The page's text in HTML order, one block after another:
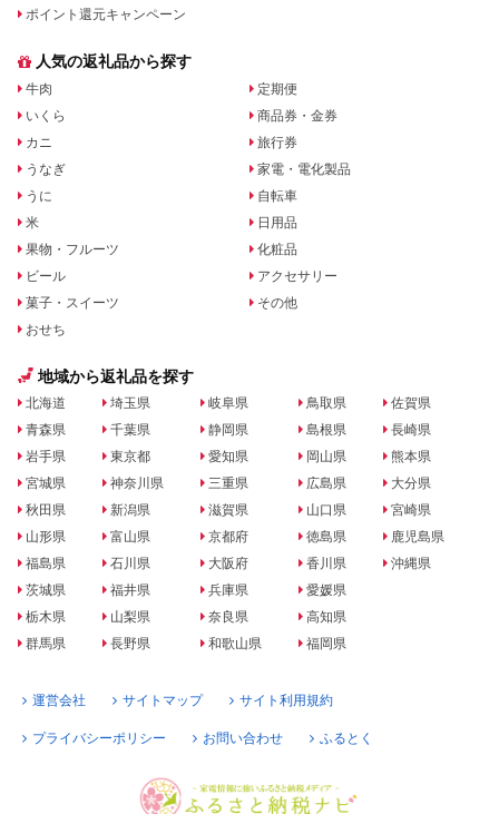
ポイント還元キャンペーン
人気の返礼品から探す
牛肉
いくら
カニ
うなぎ
うに
米
果物・フルーツ
ビール
菓子・スイーツ
おせち
定期便
商品券・金券
旅行券
家電・電化製品
自転車
日用品
化粧品
アクセサリー
その他
地域から返礼品を探す
北海道
青森県
岩手県
宮城県
秋田県
山形県
福島県
茨城県
栃木県
群馬県
埼玉県
千葉県
東京都
神奈川県
新潟県
富山県
石川県
福井県
山梨県
長野県
岐阜県
静岡県
愛知県
三重県
滋賀県
京都府
大阪府
兵庫県
奈良県
和歌山県
鳥取県
島根県
岡山県
広島県
山口県
徳島県
香川県
愛媛県
高知県
福岡県
佐賀県
長崎県
熊本県
大分県
宮崎県
鹿児島県
沖縄県
運営会社 サイトマップ サイト利用規約
プライバシーポリシー お問い合わせ ふるとく